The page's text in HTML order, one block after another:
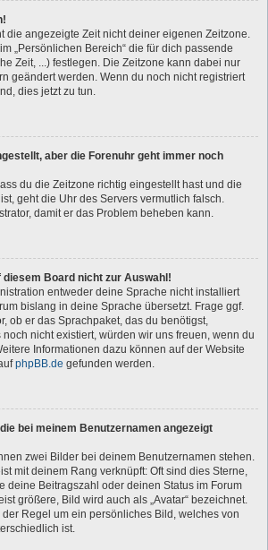
die angezeigte Zeit nicht deiner eigenen Zeitzone.
„Persönlichen Bereich“ die für dich passende
Zeit, ...) festlegen. Die Zeitzone kann dabei nur
geändert werden. Wenn du noch nicht registriert
dies jetzt zu tun.
aber die Forenuhr geht immer noch
du die Zeitzone richtig eingestellt hast und die
geht die Uhr des Servers vermutlich falsch.
damit er das Problem beheben kann.
diesem Board nicht zur Auswahl!
entweder deine Sprache nicht installiert
bislang in deine Sprache übersetzt. Frage ggf.
ob er das Sprachpaket, das du benötigst,
nicht existiert, würden wir uns freuen, wenn du
Informationen dazu können auf der Website
phpBB.de gefunden werden.
bei meinem Benutzernamen angezeigt
zwei Bilder bei deinem Benutzernamen stehen.
mit deinem Rang verknüpft: Oft sind dies Sterne,
deine Beitragszahl oder deinen Status im Forum
größere, Bild wird auch als „Avatar“ bezeichnet.
Regel um ein persönliches Bild, welches von
ist.